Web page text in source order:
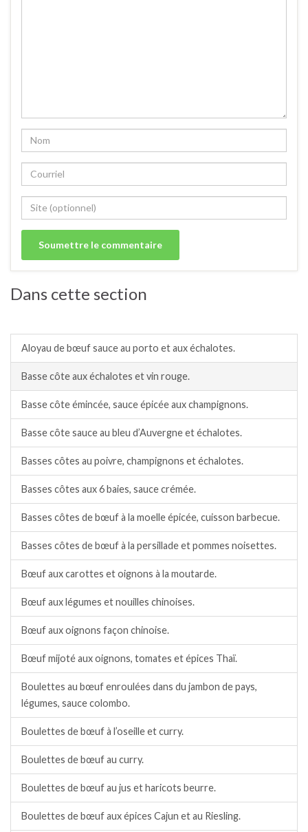
Dans cette section
Aloyau de bœuf sauce au porto et aux échalotes.
Basse côte aux échalotes et vin rouge.
Basse côte émincée, sauce épicée aux champignons.
Basse côte sauce au bleu d’Auvergne et échalotes.
Basses côtes au poivre, champignons et échalotes.
Basses côtes aux 6 baies, sauce crémée.
Basses côtes de bœuf à la moelle épicée, cuisson barbecue.
Basses côtes de bœuf à la persillade et pommes noisettes.
Bœuf aux carottes et oignons à la moutarde.
Bœuf aux légumes et nouilles chinoises.
Bœuf aux oignons façon chinoise.
Bœuf mijoté aux oignons, tomates et épices Thaï.
Boulettes au bœuf enroulées dans du jambon de pays,
légumes, sauce colombo.
Boulettes de bœuf à l’oseille et curry.
Boulettes de bœuf au curry.
Boulettes de bœuf au jus et haricots beurre.
Boulettes de bœuf aux épices Cajun et au Riesling.